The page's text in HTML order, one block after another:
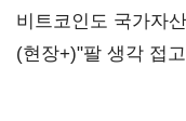
비트코인도 국가자
숙제
(현장+)"팔 생각 접